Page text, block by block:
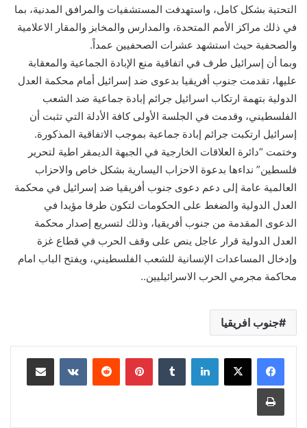
التحتية بشكل كامل، واستهدفت المستشفيات والمرافق المدنية، بما
في ذلك مراكز الأمم المتحدة، والمدارس والمخابز والمقار الاعلامية
والصحفية حيث استشهد عشرات الصحفيين عمداً.
وبما أن إسرائيل طرف في اتفاقية منع الإبادة الجماعية والمعقابة
عليها، تقدمت جنوب أفريقيا بدعوى ضد إسرائيل أمام محكمة العدل
الدولية بتهمة ارتكاب اسرائيل جرائم إبادة جماعية ضد الشعب
الفلسطيني، وقدمت في الجلسة الأولى كافة الأدلة التي تثبت أن
إسرائيل ارتكبت جرائم إبادة جماعية بموجب الاتفاقية المذكورة.
وختمت “دائرة العلاقات الخارجية في الجبهة الديمقر اطية لتحرير
فلسطين” نداءها بدعوة الاحزاب اليسارية بشكل خاص والاحزاب
العالمية عامة إلى دعم دعوى جنوب أفريقيا ضد إسرائيل في محكمة
العدل الدولية والضغط على الحكومات لتكون طرفا مؤيدا في
الدعوى المقدمة من جنوب أفريقيا، وذلك لتسريع إصدار محكمة
العدل الدولية قرار عاجل ينص على وقف الحرب في قطاع غزة
وإدخال المساعدات الإنسانية للشعب الفلسطيني، ويفتح الباب امام
محاكمة مجرمي الحرب الاسرائيليين..
جنوب افريقيا
لينكدإن بينتيريست مشاركة عبر البريد
طباعة